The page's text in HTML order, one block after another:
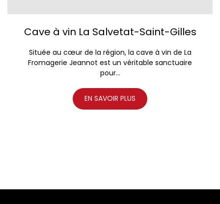
Cave à vin La Salvetat-Saint-Gilles
Située au cœur de la région, la cave à vin de La
Fromagerie Jeannot est un véritable sanctuaire
pour...
EN SAVOIR PLUS